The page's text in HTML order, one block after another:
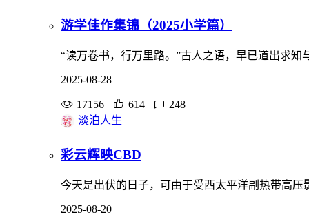
游学佳作集锦（2025小学篇）
“读万卷书，行万里路。”古人之语，早已道出求
2025-08-28
17156 614
248
淡泊人生
彩云辉映CBD
今天是出伏的日子，可由于受西太平洋副热带高
2025-08-20